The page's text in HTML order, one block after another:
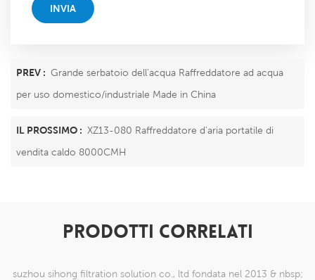
INVIA
PREV : Grande serbatoio dell'acqua Raffreddatore ad acqua
per uso domestico/industriale Made in China
IL PROSSIMO : XZ13-080 Raffreddatore d'aria portatile di
vendita caldo 8000CMH
PRODOTTI CORRELATI
suzhou sihong filtration solution co., ltd fondata nel 2013 & nbsp;